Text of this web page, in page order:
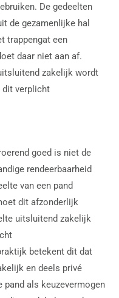
De gedeelten
de gezamenlijke hal
trappengat een
daar niet aan af.
zakelijk wordt
dit verplicht
goed is niet de
rendeerbaarheid
van een pand
dit afzonderlijk
uitsluitend zakelijk
betekent dit dat
en deels privé
pand als keuzevermogen